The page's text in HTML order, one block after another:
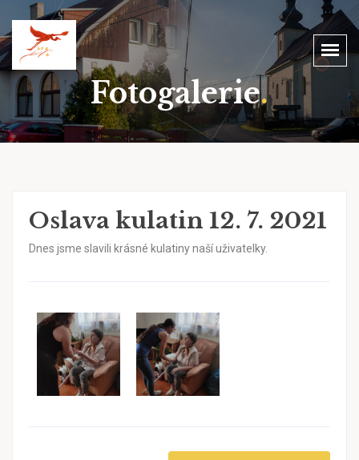
Fotogalerie.
Oslava kulatin 12. 7. 2021
Dnes jsme slavili krásné kulatiny naší uživatelky.